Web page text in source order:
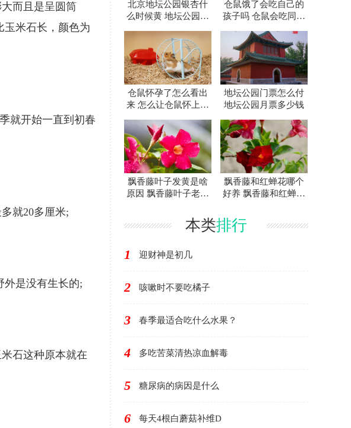
而且是呈圆筒
玉米石长，颜色为
就开始一直到初春
就20多厘米;
外是没有生长的;
石这种原本就在
北京地坛公园银杏什
么时候黄 地坛公园银
仓鼠饿了会吃自己的
孩子吗 仓鼠会吃同伴
仓鼠怀孕了怎么看出
来 怎么让仓鼠怀上宝
地坛公园门票怎么付
地坛公园月票多少钱
飘香藤叶子发黄是啥
原因 飘香藤叶子老黄
飘香藤和红蝉花哪个
好养 飘香藤和红蝉花
本类排行
1 迎财神是初几
2 咳嗽时不要吃橘子
3 春季最适合吃什么水果？
4 多吃苦菜清热凉血解毒
5 糖尿病的病因是什么
6 每天4根白蘑菇补维D